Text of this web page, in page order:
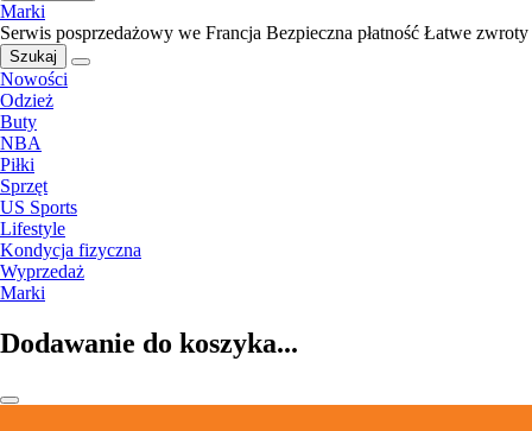
Marki
Serwis posprzedażowy we Francja Bezpieczna płatność Łatwe zwroty
Szukaj
Nowości
Odzież
Buty
NBA
Piłki
Sprzęt
US Sports
Lifestyle
Kondycja fizyczna
Wyprzedaż
Marki
Dodawanie do koszyka...